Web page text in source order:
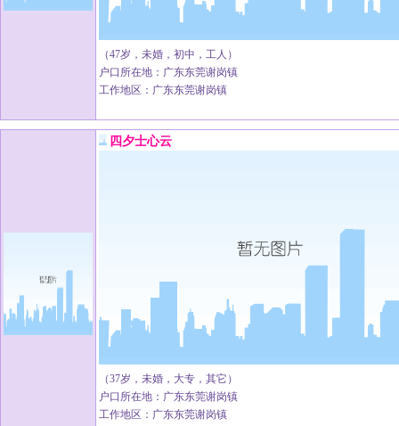
（47岁，未婚，初中，工人）
户口所在地：广东东莞谢岗镇
工作地区：广东东莞谢岗镇
四夕士心云
（37岁，未婚，大专，其它）
户口所在地：广东东莞谢岗镇
工作地区：广东东莞谢岗镇